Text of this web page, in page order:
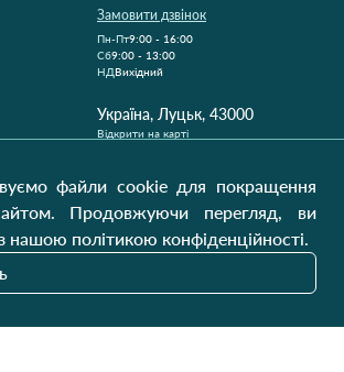
Замовити дзвінок
Пн-Пт9:00 - 16:00
Cб9:00 - 13:00
НДВихідний
Україна, Луцьк, 43000
Відкрити на карті
файли cookie для покращення
Продовжуючи перегляд, ви
нашою політикою конфіденційності.